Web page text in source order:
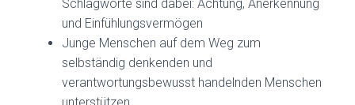
Schlagworte sind dabei: Achtung, Anerkennung
und Einfühlungsvermögen
Junge Menschen auf dem Weg zum
selbständig denkenden und
verantwortungsbewusst handelnden Menschen